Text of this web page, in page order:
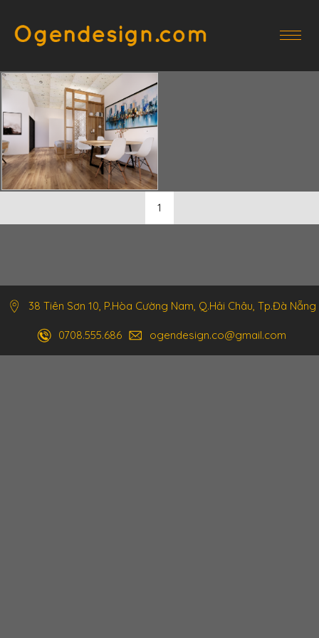
1
38 Tiên Sơn 10, P.Hòa Cường Nam, Q.Hải Châu, Tp.Đà Nẵng
0708.555.686 ogendesign.co@gmail.com